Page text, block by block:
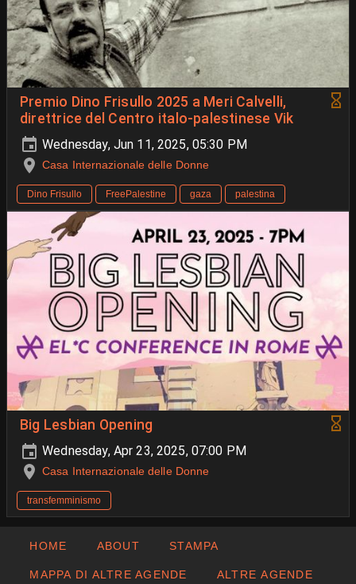
Premio Dino Frisullo 2025 a Meri Calvelli,
direttrice del Centro italo-palestinese Vik
Wednesday, Jun 11, 2025, 05:30 PM
Casa Internazionale delle Donne
Dino Frisullo FreePalestine gaza palestina
Big Lesbian Opening
Wednesday, Apr 23, 2025, 07:00 PM
Casa Internazionale delle Donne
transfemminismo
HOME ABOUT STAMPA
MAPPA DI ALTRE AGENDE ALTRE AGENDE